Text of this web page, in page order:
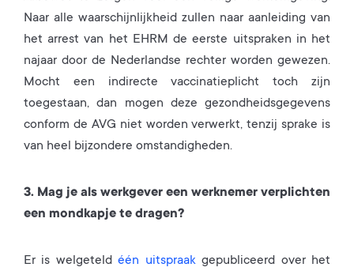
Naar alle waarschijnlijkheid zullen naar aanleiding van
het arrest van het EHRM de eerste uitspraken in het
najaar door de Nederlandse rechter worden gewezen.
Mocht een indirecte vaccinatieplicht toch zijn
toegestaan, dan mogen deze gezondheidsgegevens
conform de AVG niet worden verwerkt, tenzij sprake is
van heel bijzondere omstandigheden.
3. Mag je als werkgever een werknemer verplichten
een mondkapje te dragen?
Er is welgeteldéén uitspraakgepubliceerd over het